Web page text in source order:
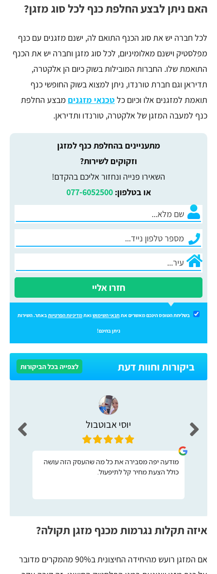
האם ניתן לבצע החלפת כנף לכל סוג מזגן?
לכל חברה יש את סוג הכנף התואם לה, ישנם מזגנים עם כנף
מפלסטיק וישנם מאלומיניום, לכל סוג מזגן וחברה יש את הכנף
התואמת שלו. החברות המובילות בשוק כיום הן אלקטרה,
תדיראן וגם חברת טורנדו, ניתן למצוא בשוק החופשי כנף
תואמת למזגנים אלו וכיום כלטכנאי מזגנים מבצע החלפת
כנף למעבה המזגן של אלקטרה, טורנדו ותדיראן.
מתעניינים בהחלפת כנף למזגן
וזקוקים לשירות?
השאירו פנייה ונחזור אליכם בהקדם!
או בטלפון:077-6052500
חזרו אליי
בשליחת הטופס הינכם מאשרים את תנאי השימושואת מדיניות הפרטיות באתר. השירות
ניתן בחינם!
ביקורות וחוות דעת לצפייה בכל הביקורות
יוסי אבוטבול
מודעה יפה מסבירה את כל מה שהעסק הזה עושה
כולל הצעת מחיר קל לתיפעול.
איזה תקלות נגרמות מכנף מזגן תקולה?
אם המזגן רועש מהיחידה החיצונית ב90% מהמקרים מדובר